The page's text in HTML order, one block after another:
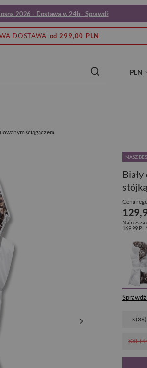
2026 - Dostawa w 24h - Sprawdź
DOSTAWA od 299,00 PLN
PLN
ściągaczem
NASZ
Cena
Najniższa
169,99
S (36)
XXL